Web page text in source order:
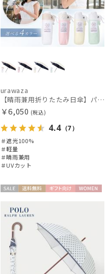
urawaza
【晴雨兼用折りたたみ日傘】パッとさして、サッとしまえる傘コワザ(kowaza) ボーダー 50 遮光100% UV100%
￥6,050 (税込)
4.4 （7）
＃遮光100%
＃軽量
＃晴雨兼用
＃UVカット
料